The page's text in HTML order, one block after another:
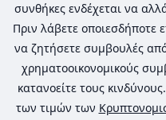
συνθήκες ενδέχεται να
Πριν λάβετε οποιεσδήποτε
να ζητήσετε συμβουλές
χρηματοοικονομικούς
κατανοείτε τους κινδύνους.
των τιμών των